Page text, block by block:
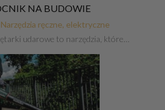
NA BUDOWIE
Narzędzia ręczne, elektryczne
udarowe to narzędzia, które…